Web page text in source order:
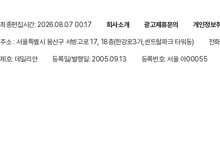
최종편집시간: 2026.08.07 00:17 회사소개 광고제휴문의
개인정보
주소 : 서울특별시 용산구 서빙고로 17, 18층(한강로3가,센트럴파크 타워동)
전
제호: 데일리안
등록일/발행일: 2005.09.13 등록번호: 서울 아00055